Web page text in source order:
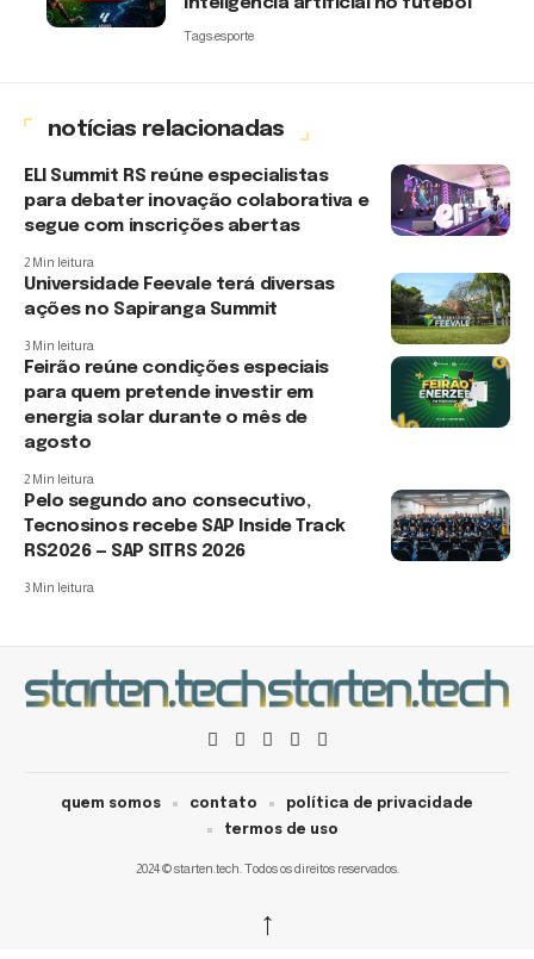
Tags:esporte
notícias relacionadas
ELI Summit RS reúne especialistas
para debater inovação colaborativa e
segue com inscrições abertas
2 Min leitura
Universidade Feevale terá diversas
ações no Sapiranga Summit
3 Min leitura
Feirão reúne condições especiais
para quem pretende investir em
energia solar durante o mês de
agosto
2 Min leitura
Pelo segundo ano consecutivo,
Tecnosinos recebe SAP Inside Track
RS2026 — SAP SITRS 2026
3 Min leitura
2024 © starten.tech. Todos os direitos reservados.
quem somos contato
política de privacidade
termos de uso
↑